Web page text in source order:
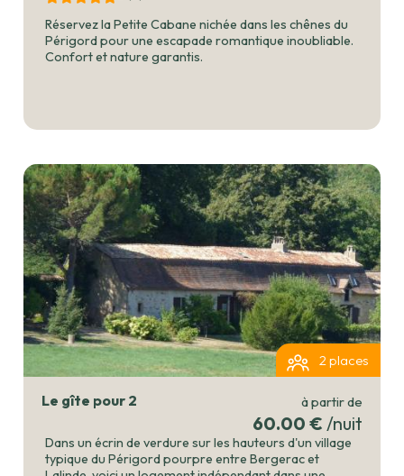
Réservez la Petite Cabane nichée dans les chênes du
Périgord pour une escapade romantique inoubliable.
Confort et nature garantis.
2 places
Le gîte pour 2 à partir de
60.00 € /nuit
Dans un écrin de verdure sur les hauteurs d'un village
typique du Périgord pourpre entre Bergerac et